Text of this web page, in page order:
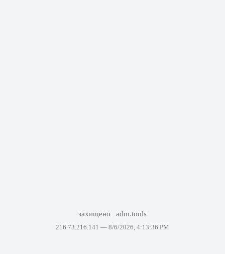
захищено adm.tools
216.73.216.141 — 8/6/2026, 4:13:36 PM